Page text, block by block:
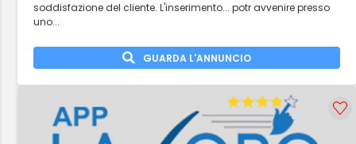
soddisfazione del cliente. L'inserimento... potr avvenire presso
uno...
GUARDA L'ANNUNCIO